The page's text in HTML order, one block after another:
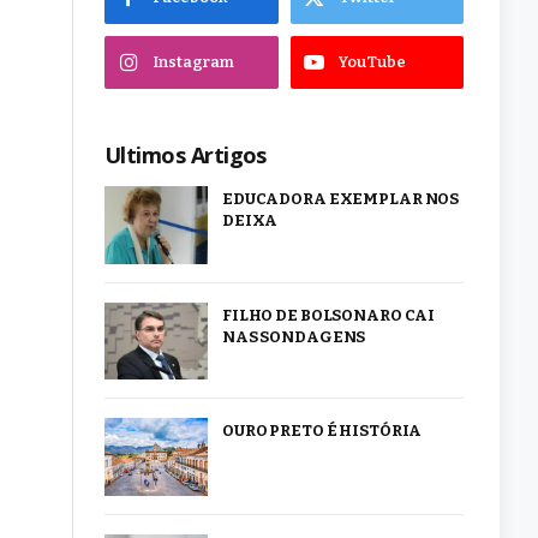
Instagram YouTube
Ultimos Artigos
EDUCADORA EXEMPLAR NOS
DEIXA
FILHO DE BOLSONARO CAI
NAS SONDAGENS
OURO PRETO É HISTÓRIA